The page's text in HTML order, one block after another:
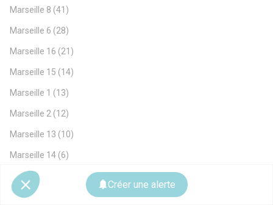
Créer une alerte
Marseille 8 (41)
Marseille 6 (28)
Marseille 16 (21)
Marseille 15 (14)
Marseille 1 (13)
Marseille 2 (12)
Marseille 13 (10)
Marseille 14 (6)
Marseille 9
Marseille 11